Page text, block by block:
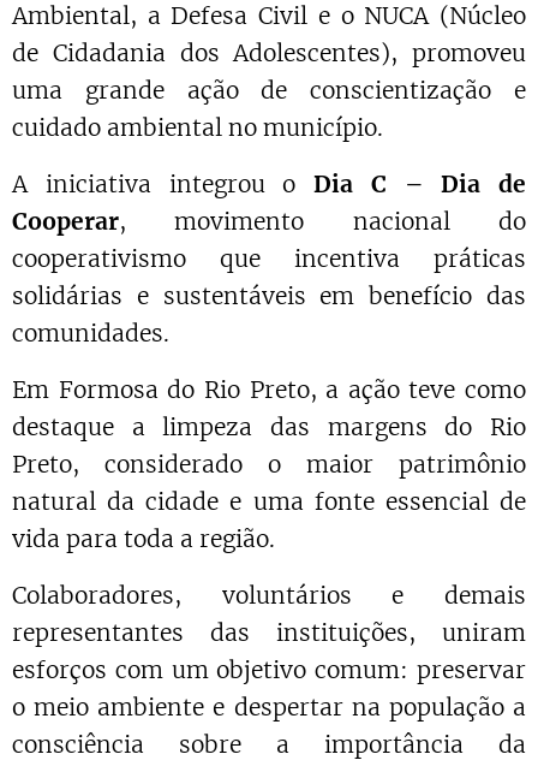
Ambiental, a Defesa Civil e o NUCA (Núcleo
de Cidadania dos Adolescentes), promoveu
uma grande ação de conscientização e
cuidado ambiental no município.
A iniciativa integrou o Dia C – Dia de
Cooperar, movimento nacional do
cooperativismo que incentiva práticas
solidárias e sustentáveis em benefício das
comunidades.
Em Formosa do Rio Preto, a ação teve como
destaque a limpeza das margens do Rio
Preto, considerado o maior patrimônio
natural da cidade e uma fonte essencial de
vida para toda a região.
Colaboradores, voluntários e demais
representantes das instituições, uniram
esforços com um objetivo comum: preservar
o meio ambiente e despertar na população a
consciência sobre a importância da